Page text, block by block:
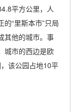
平方公里，人
“里斯本市”只局
其他的城市。事
城市的西边是欧
该公园占地10平